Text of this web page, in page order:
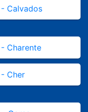
- Calvados
- Charente
- Cher